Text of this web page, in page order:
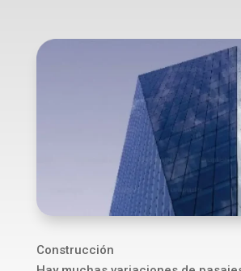
Construcción